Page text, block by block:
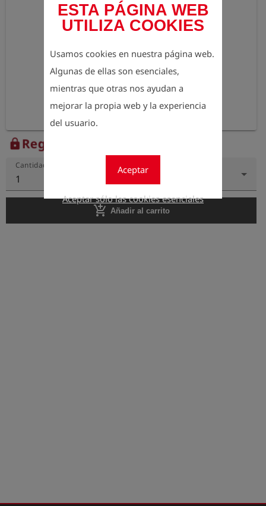
ESTA PÁGINA WEB
UTILIZA COOKIES
Usamos cookies en nuestra página web.
Algunas de ellas son esenciales,
mientras que otras nos ayudan a
mejorar la propia web y la experiencia
del usuario.
Aceptar
Aceptar sólo las cookies esenciales
lockRegístrese para ver el precio
Cantidad
1
add_shopping_cart Añadir al carrito